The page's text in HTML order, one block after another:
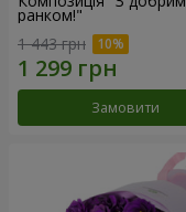
ранком!"
1 443 грн
Замовити